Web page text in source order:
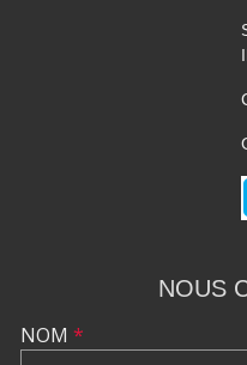
NOUS
NOM *